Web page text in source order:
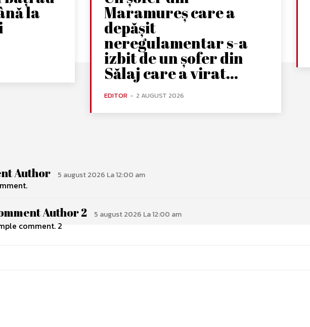
la Maramureș care a
depășit
neregulamentar s-a
izbit de un șofer din
Sălaj care a virat...
EDITOR - 2 AUGUST 2026
Author 5 august 2026 La 12:00 am
Author 2 5 august 2026 La 12:00 am
comment. 2